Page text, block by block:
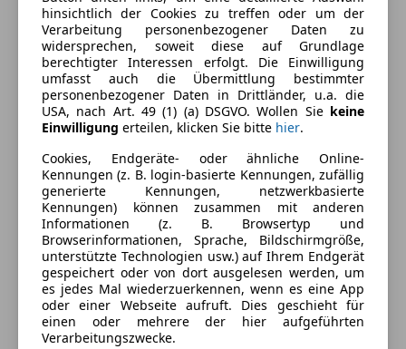
Schadstoffklasse
Euro 6
Kraftstoff
Benzin
Kraftstoffverbrauch
11,10l/100 km (komb.)
CO₂-Emissionen
204 g/km (komb.)
Ausstattung
Komfort
3-Zonen-Klimaautomatik
360° Kamera
Armlehne
Einparkhilfe
Einparkhilfe Rückfahrkamera
Mehr anzeigen
Farbe und Innenausstattung
Außenfarbe
Schwarz
hinsichtlich der Cookies zu treffen oder um der
Verarbeitung personenbezogener Daten zu
widersprechen, soweit diese auf Grundlage
berechtigter Interessen erfolgt. Die Einwilligung
umfasst auch die Übermittlung bestimmter
personenbezogener Daten in Drittländer, u.a. die
USA, nach Art. 49 (1) (a) DSGVO. Wollen Sie keine
Einwilligung erteilen, klicken Sie bitte hier.
Cookies, Endgeräte- oder ähnliche Online-
Kennungen (z. B. login-basierte Kennungen, zufällig
generierte Kennungen, netzwerkbasierte
Kennungen) können zusammen mit anderen
Informationen (z. B. Browsertyp und
Browserinformationen, Sprache, Bildschirmgröße,
unterstützte Technologien usw.) auf Ihrem Endgerät
gespeichert oder von dort ausgelesen werden, um
es jedes Mal wiederzuerkennen, wenn es eine App
oder einer Webseite aufruft. Dies geschieht für
einen oder mehrere der hier aufgeführten
Verarbeitungszwecke.